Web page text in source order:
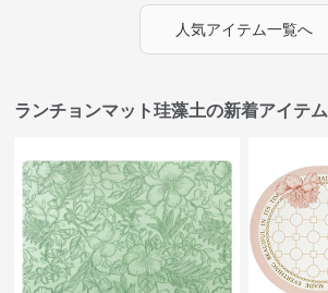
人気アイテム一覧へ
ランチョンマット珪藻土の新着アイテム